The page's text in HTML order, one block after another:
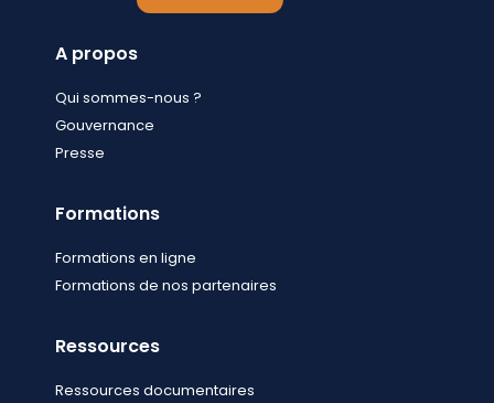
A propos
Qui sommes-nous ?
Gouvernance
Presse
Formations
Formations en ligne
Formations de nos partenaires
Ressources
Ressources documentaires